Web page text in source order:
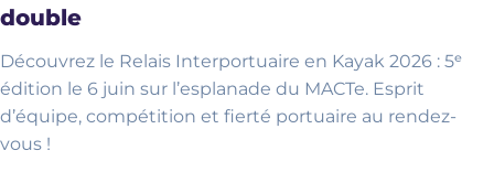
double
Découvrez le Relais Interportuaire en Kayak 2026 : 5ᵉ
édition le 6 juin sur l’esplanade du MACTe. Esprit
d’équipe, compétition et fierté portuaire au rendez-
vous !